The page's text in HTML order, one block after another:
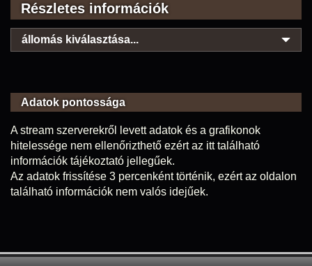
Részletes információk
állomás kiválasztása...
Adatok pontossága
A stream szerverekről levett adatok és a grafikonok
hitelessége nem ellenőrizthető ezért az itt található
információk tájékoztató jellegűek.
Az adatok frissítése 3 percenként történik, ezért az oldalon
található információk nem valós idejűek.